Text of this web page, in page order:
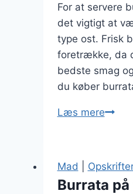
For at servere
det vigtigt at
type ost. Frisk
foretrække, da
bedste smag
du køber
Læs mereBurrata
Mad
Burrata